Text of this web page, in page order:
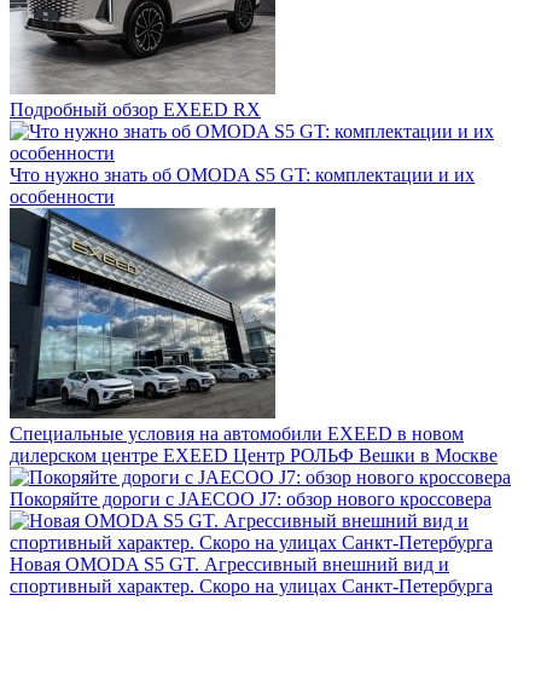
Подробный обзор EXEED RX
Что нужно знать об OMODA S5 GT: комплектации и их
особенности
Специальные условия на автомобили EXEED в новом
дилерском центре EXEED Центр РОЛЬФ Вешки в Москве
Покоряйте дороги с JAECOO J7: обзор нового кроссовера
Новая OMODA S5 GT. Агрессивный внешний вид и
спортивный характер. Скоро на улицах Санкт-Петербурга